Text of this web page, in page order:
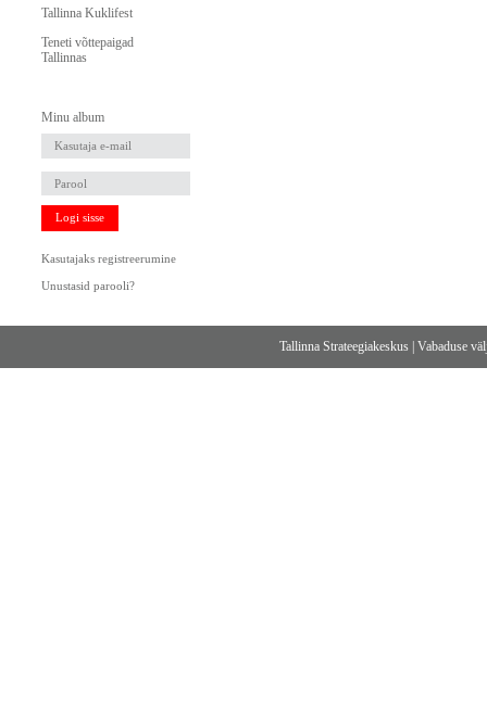
Tallinna Kuklifest
Teneti võttepaigad
Tallinnas
Minu album
Logi sisse
Kasutajaks registreerumine
Unustasid parooli?
Tallinna Strateegiakeskus |Vabaduse